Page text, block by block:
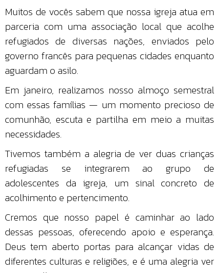
Muitos de vocês sabem que nossa igreja atua em
parceria com uma associação local que acolhe
refugiados de diversas nações, enviados pelo
governo francês para pequenas cidades enquanto
aguardam o asilo.
Em janeiro, realizamos nosso almoço semestral
com essas famílias — um momento precioso de
comunhão, escuta e partilha em meio a muitas
necessidades.
Tivemos também a alegria de ver duas crianças
refugiadas se integrarem ao grupo de
adolescentes da igreja, um sinal concreto de
acolhimento e pertencimento.
Cremos que nosso papel é caminhar ao lado
dessas pessoas, oferecendo apoio e esperança.
Deus tem aberto portas para alcançar vidas de
diferentes culturas e religiões, e é uma alegria ver